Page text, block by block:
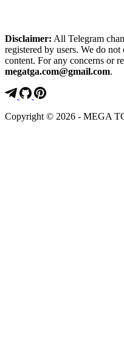
Disclaimer: All Telegram
registered by users. We do
content. For any concerns or
megatga.com@gmail.com.
Copyright © 2026 - MEGA